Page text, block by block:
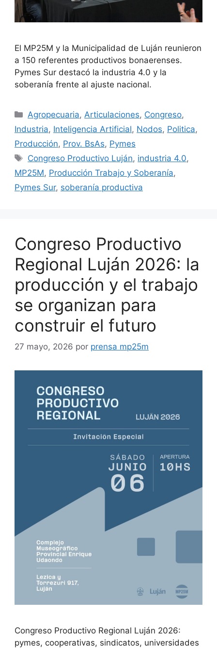
El MP25M y la Municipalidad de Luján reunieron
a 150 referentes productivos bonaerenses.
Pymes Sur destacó la industria 4.0 y la
soberanía frente al ajuste nacional.
Agropecuaria, Articulaciones, Congreso,
Industria, Inteligencia Artificial, Nodos, Politica,
Producción, Prov. BsAs, Pymes
Congreso Productivo Luján, industria 4.0,
MP25M, Producción Trabajo y Soberanía,
Pymes Sur, soberanía productiva
Congreso Productivo
Regional Luján 2026: la
producción y el trabajo
se organizan para
construir el futuro
27 mayo, 2026 por prensa mp25m
Congreso Productivo Regional Luján 2026:
pymes, cooperativas, sindicatos, universidades